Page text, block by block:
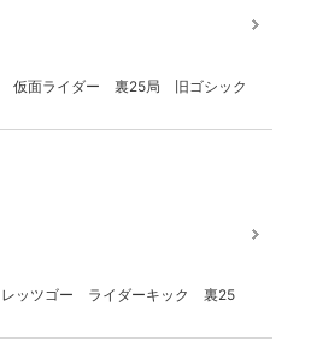
仮面ライダー 裏25局 旧ゴシック
レッツゴー ライダーキック 裏25